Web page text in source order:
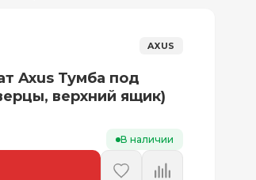
AXUS
Axus Тумба под
верхний ящик)
В наличии